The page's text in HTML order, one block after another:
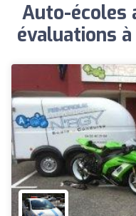
Auto-écoles
évaluations